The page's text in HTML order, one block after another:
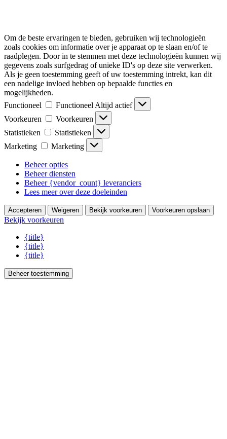
Om de beste ervaringen te bieden, gebruiken wij technologieën
zoals cookies om informatie over je apparaat op te slaan en/of te
raadplegen. Door in te stemmen met deze technologieën kunnen wij
gegevens zoals surfgedrag of unieke ID's op deze site verwerken.
Als je geen toestemming geeft of uw toestemming intrekt, kan dit
een nadelige invloed hebben op bepaalde functies en
mogelijkheden.
Functioneel
Functioneel Altijd actief
Voorkeuren
Voorkeuren
Statistieken
Statistieken
Marketing
Marketing
Beheer opties
Beheer diensten
Beheer {vendor_count} leveranciers
Lees meer over deze doeleinden
Accepteren Weigeren Bekijk voorkeuren Voorkeuren opslaan
Bekijk voorkeuren
{title}
{title}
{title}
Beheer toestemming